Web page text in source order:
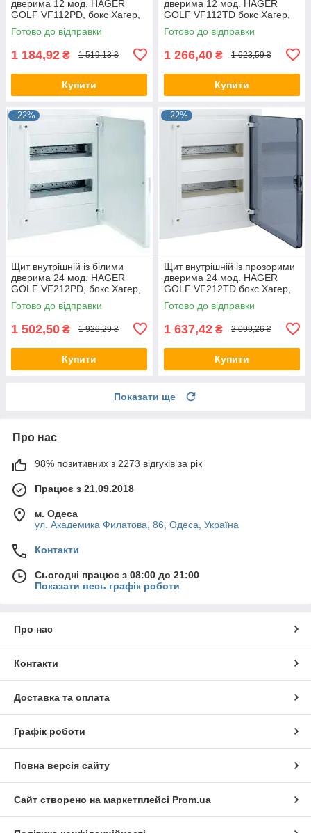
дверима 12 мод. HAGER
GOLF VF112РD, бокс Хагер,
шафа розподільна для
автоматів
Готово до відправки
1 184,92 ₴ 1 519,13 ₴
Купити
дверима 12 мод. HAGER
GOLF VF112TD бокс Хагер,
шафа розподільна для
автоматів
Готово до відправки
1 266,40 ₴ 1 623,59 ₴
Купити
–22%
Щит внутрішній із білими
дверима 24 мод. HAGER
GOLF VF212РD, бокс Хагер,
шафа розподільна для
автоматів
Готово до відправки
1 502,50 ₴ 1 926,29 ₴
Купити
–22%
Щит внутрішній із прозорими
дверима 24 мод. HAGER
GOLF VF212TD бокс Хагер,
шафа розподільна для
автоматів
Готово до відправки
1 637,42 ₴ 2 099,26 ₴
Купити
Показати ще
Про нас
98% позитивних з 2273 відгуків за рік
Працює з 21.09.2018
м. Одеса
ул. Академика Филатова, 86, Одеса, Україна
Контакти
Сьогодні працює з 08:00 до 21:00
Показати весь графік роботи
Про нас
Контакти
Доставка та оплата
Графік роботи
Повна версія сайту
Сайт створено на маркетплейсі Prom.ua